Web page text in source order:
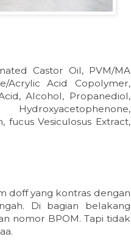
Castor Oil, PVM/MA
Acrylic Acid Copolymer,
Alcohol, Propanediol,
fucus Vesiculosus Extract,
doff yang kontras dengan
Di bagian belakang
nomor BPOM. Tapi tidak